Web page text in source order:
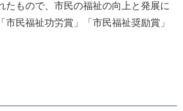
たもので、市民の福祉の向上と発展に
市民福祉功労賞」「市民福祉奨励賞」